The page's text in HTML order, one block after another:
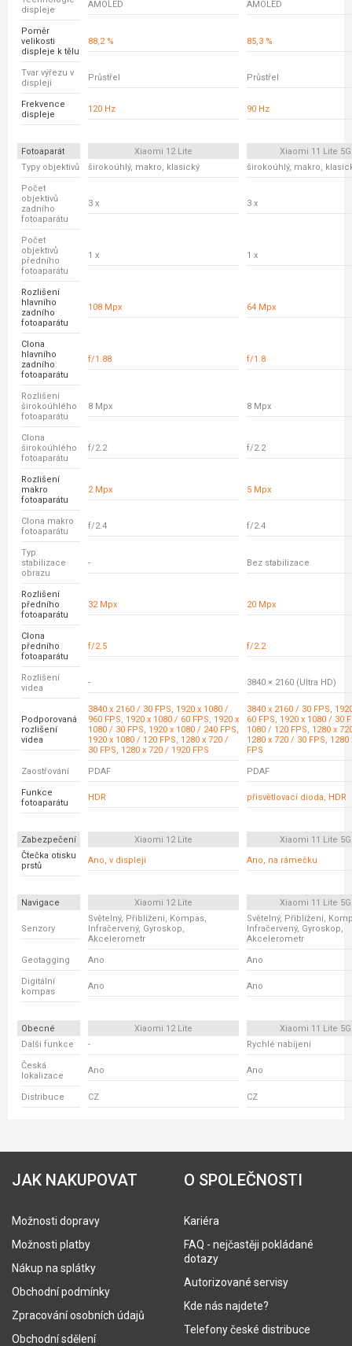
displeje
AMOLED AMOLED
Poměr
velikosti
displeje k tělu
88,2 % 85,3 %
Tvar výřezu v
displeji
Průstřel Průstřel
Frekvence
displeje
120 Hz 90 Hz
Fotoaparát Xiaomi 12 Lite
Xiaomi 11 Lite 5G
Typy objektivů
širokoúhlý, makro, klasický širokoúhlý, makro,
Počet
objektivů
zadního
fotoaparátu
3 x 3 x
Počet
objektivů
předního
fotoaparátu
1 x 1 x
Rozlišení
hlavního
zadního
fotoaparátu
108 Mpx 64 Mpx
Clona
hlavního
zadního
fotoaparátu
f/1.88 f/1.8
Rozlišení
širokoúhlého
fotoaparátu
8 Mpx 8 Mpx
Clona
širokoúhlého
fotoaparátu
f/2.2 f/2.2
Rozlišení
makro
fotoaparátu
2 Mpx 5 Mpx
Clona makro
fotoaparátu
f/2.4 f/2.4
Typ
stabilizace
obrazu
- Bez stabilizace
Rozlišení
předního
fotoaparátu
32 Mpx 20 Mpx
Clona
předního
fotoaparátu
f/2.5 f/2.2
Rozlišení
videa
- 3840 × 2160 (Ultra HD)
Podporovaná
rozlišení
videa
3840 x 2160 / 30 FPS, 1920 x 1080 /
960 FPS, 1920 x 1080 / 60 FPS, 1920 x
1080 / 30 FPS, 1920 x 1080 / 240 FPS,
1920 x 1080 / 120 FPS, 1280 x 720 /
30 FPS, 1280 x 720 / 1920 FPS
3840 x 2160 / 30 FPS,
60 FPS, 1920 x 1080 / 30
1080 / 120 FPS, 1280 x
1280 x 720 / 30 FPS, 1280
FPS
Zaostřování PDAF PDAF
Funkce
fotoaparátu
HDR přisvětlovací dioda, HDR
Zabezpečení Xiaomi 12 Lite
Xiaomi 11 Lite 5G
Čtečka otisku
prstů
Ano, v displeji Ano, na rámečku
Navigace Xiaomi 12 Lite Xiaomi 11 Lite 5G
Senzory
Světelný, Přiblížení, Kompas,
Infračervený, Gyroskop,
Akcelerometr
Světelný, Přiblížení,
Infračervený, Gyroskop,
Akcelerometr
Geotagging Ano Ano
Digitální
kompas
Ano Ano
Obecné Xiaomi 12 Lite
Xiaomi 11 Lite 5G
Další funkce
- Rychlé nabíjení
Česká
lokalizace
Ano Ano
Distribuce CZ CZ
JAK NAKUPOVAT
Možnosti dopravy
Možnosti platby
Nákup na splátky
Obchodní podmínky
Zpracování osobních údajů
Obchodní sdělení
O SPOLEČNOSTI
Kariéra
FAQ - nejčastěji pokládané
dotazy
Autorizované servisy
Kde nás najdete?
Telefony české distribuce